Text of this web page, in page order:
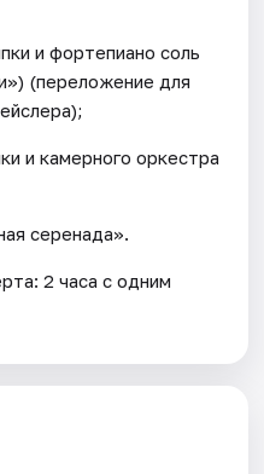
и фортепиано соль
(переложение для
и камерного оркестра
серенада».
2 часа с одним